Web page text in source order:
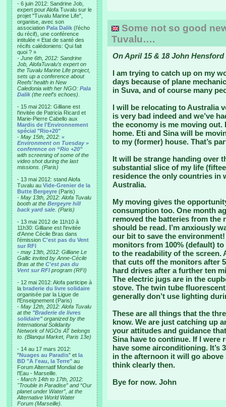
- 6 juin 2012: Sandrine Job,
expert pour Alofa Tuvalu sur le
projet "Tuvalu Marine Life",
organise, avec son
association Pala Dalik (l’écho
du récif), une conférence
intitulée « Etat de santé des
récifs calédoniens: Qui fait
quoi ? »
- June 6th, 2012: Sandrine
Job, AlofaTuvalu’s expert on
the Tuvalu Marine Life project,
sets up a conference about
Reefs’ health in New
Caledonia with her NGO: Pala
Dalik (the reef’s echoes).
- 15 mai 2012: Gilliane est
l'invitée de Patricia Ricard et
Marie-Pierre Cabello aux
Mardis de l'Environnement
spécial "Rio+20"
- May 15th, 2012: «
Environment on Tuesday »
conference on “Rio +20”
with screening of some of the
video shot during the last
missions. (Paris)
- 13 mai 2012: stand Alofa
Tuvalu au Vide-Grenier de la
Butte Bergeyre (Paris)
- May 13th, 2012: Alofa Tuvalu
booth at the Bergeyre hill
back yard sale . (Paris)
- 13 mai 2012 de 11h10 à
11h30: Gilliane est l'invitée
d'Anne Cécile Bras dans
l'émission C'est pas du Vent
sur RFI
- may 13th, 2012: Gilliane Le
Gallic invited by Anne-Cécile
Bras at the C'est pas du
Vent sur RFI program (RFI)
- 12 mai 2012: Alofa participe à
la braderie du livre solidaire
organisée par la Ligue de
l'Enseignement (Paris)
- May 12th, 2012: Alofa Tuvalu
at the "Braderie de livres
solidaire"organized by the
International Solidarity
Network of NGOs AT belongs
to. (Blanqui Market, Paris 13e)
- 14 au 17 mars 2012:
"Nuages au Paradis" et la
BD "A l'eau, la Terre" au
Forum Alternatif Mondial de
l'Eau - Marseille.
- March 14th to 17th, 2012:
"Trouble in Paradise” and “Our
planet under Water”, at the
Alternative World Water
Forum (Marseille).
Some not so good
Tuvalu….
On April 15 & 18 John
I am trying to catch up on my
days because of plane
in Suva, and of course many
I will be relocating to Australia
is very bad indeed and we’ve
the economy is me moving
home. Eti and Sina will be
to my (former) house. That’s
It will be strange handing over
substantial slice of my life
residence the only countries in
Australia.
My moving gives the
consumption too. One month
removed the batteries from the
should be read. I’m anxiously
our bit to save the
monitors from 100% (default)
to the readability of the screen.
that cuts off the monitors after
hard drives after a further ten
The electric jugs are in the
stove. The twin tube
generally don’t use lighting
These are all things that the
know. We are just catching up
your attitudes and guidance
Sina have to continue. If I were
have some airconditioning.
in the afternoon it will go above
think clearly then.
Bye for now. John